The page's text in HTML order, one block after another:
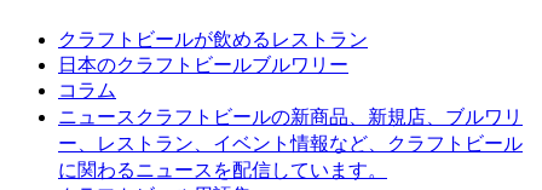
クラフトビールが飲めるレストラン
日本のクラフトビールブルワリー
コラム
ニュース クラフトビールの新商品、新規店、ブルワリ
ー、レストラン、イベント情報など、クラフトビール
に関わるニュースを配信しています。